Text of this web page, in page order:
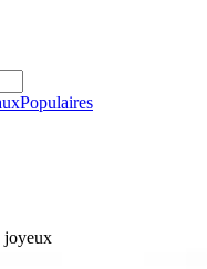
Populaires
joyeux